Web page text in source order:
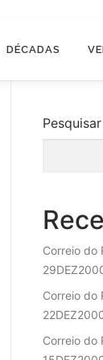
DÉCADAS
Pesquisar
Correio do
Correio do
Correio do